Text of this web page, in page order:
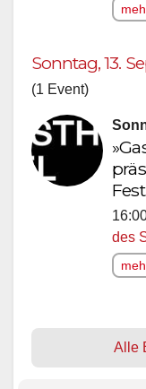
Sonntag, 13.
(1 Event)
des
Alle